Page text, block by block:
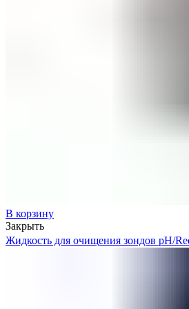
В корзину
Закрыть
Жидкость для очищения зондов pH/